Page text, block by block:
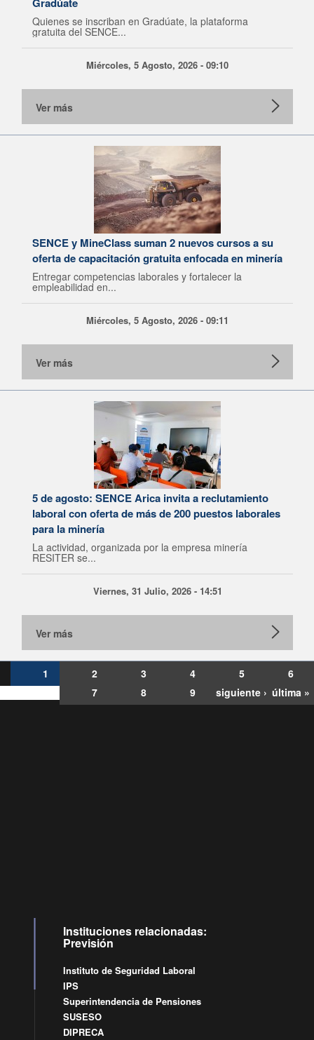
Quienes se inscriban en Gradúate, la plataforma
gratuita del SENCE...
Miércoles, 5 Agosto, 2026 - 09:10
Ver más
SENCE y MineClass suman 2 nuevos cursos a su
oferta de capacitación gratuita enfocada en minería
Entregar competencias laborales y fortalecer la
empleabilidad en...
Miércoles, 5 Agosto, 2026 - 09:11
Ver más
5 de agosto: SENCE Arica invita a reclutamiento
laboral con oferta de más de 200 puestos laborales
para la minería
La actividad, organizada por la empresa minería
RESITER se...
Viernes, 31 Julio, 2026 - 14:51
Ver más
1 2 3 4 5
6
7
8 9 siguiente › última »
Instituciones relacionadas:
Previsión
Instituto de Seguridad Laboral
IPS
Superintendencia de Pensiones
SUSESO
DIPRECA